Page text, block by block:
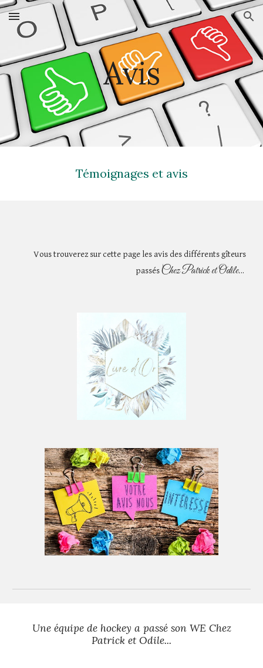
Skip to main content Skip to navigation
Avis
Témoignages et avis
Vous trouverez sur cette page les avis des différents gîteurs
passésChez Patrick et Odile...
Une équipe de hockey a passé son WE Chez
Patrick et Odile...